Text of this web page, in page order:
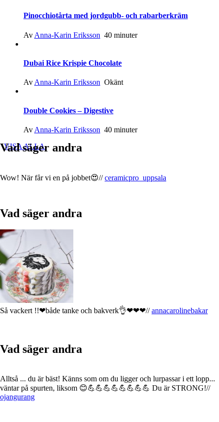
Pinocchiotårta med jordgubb- och rabarberkräm
Av Anna-Karin Eriksson 40 minuter
Dubai Rice Krispie Chocolate
Av Anna-Karin Eriksson Okänt
Double Cookies – Digestive
Av Anna-Karin Eriksson 40 minuter
VISA ALLA
Vad säger andra
Wow! När får vi en på jobbet😍//ceramicpro_uppsala
Vad säger andra
Så vackert !!❤både tanke och bakverk👌❤❤❤//annacarolinebakar
Vad säger andra
Alltså ... du är bäst! Känns som om du ligger och lurpassar i ett lopp...
väntar på spurten, liksom 😊💪💪💪💪💪💪💪💪 Du är STRONG!//
ojangurang